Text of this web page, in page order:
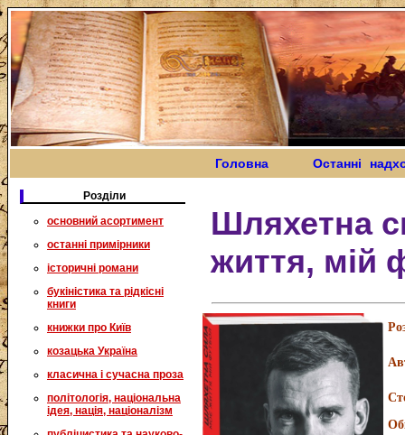
Головна Останні
Розділи
основний асортимент
останні примірники
історичні романи
букіністика та рідкісні
книги
книжки про Київ
козацька Україна
класична і сучасна проза
політологія, національна
ідея, нація, націоналізм
Шляхетна
життя, мій